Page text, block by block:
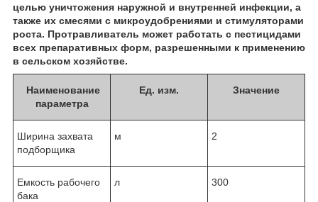
целью уничтожения наружной и внутренней инфекции, а
также их смесями с микроудобрениями и стимуляторами
роста. Протравливатель может работать с пестицидами
всех препаративных форм, разрешенными к применению
в сельском хозяйстве.
Наименование
параметра
Ед. изм. Значение
Ширина захвата
подборщика
м 2
Емкость рабочего
бака
л 300